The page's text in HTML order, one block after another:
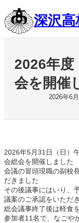
容
を
ス
深沢
2026年度
会を開催
2026年6
2026年5月31日（日）
会総会を開催しました
会議の冒頭現職の副校
だきました
その後議事にはいり、
議案のご承認をいただ
総会議事終了後は軽食
参加者11名で、なごや